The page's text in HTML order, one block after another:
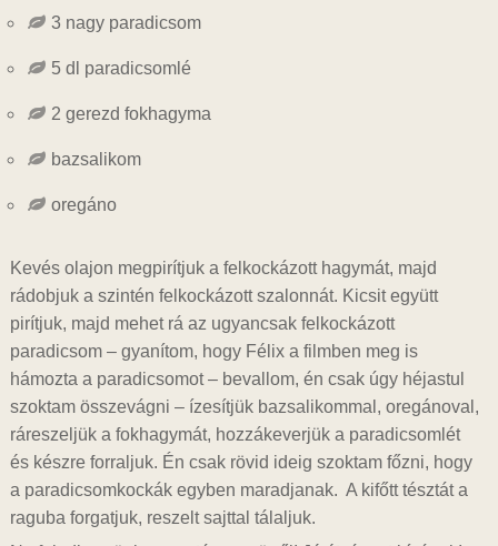
3 nagy paradicsom
5 dl paradicsomlé
2 gerezd fokhagyma
bazsalikom
oregáno
Kevés olajon megpirítjuk a felkockázott hagymát, majd
rádobjuk a szintén felkockázott szalonnát. Kicsit együtt
pirítjuk, majd mehet rá az ugyancsak felkockázott
paradicsom – gyanítom, hogy Félix a filmben meg is
hámozta a paradicsomot – bevallom, én csak úgy héjastul
szoktam összevágni – ízesítjük bazsalikommal, oregánoval,
ráreszeljük a fokhagymát, hozzákeverjük a paradicsomlét
és készre forraljuk. Én csak rövid ideig szoktam főzni, hogy
a paradicsomkockák egyben maradjanak. A kifőtt tésztát a
raguba forgatjuk, reszelt sajttal tálaljuk.